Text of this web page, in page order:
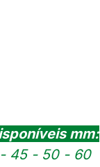
mm:
45 - 50 - 60